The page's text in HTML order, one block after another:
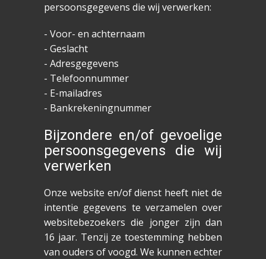
persoonsgegevens die wij verwerken:
- Voor- en achternaam
- Geslacht
- Adresgegevens
- Telefoonnummer
- E-mailadres
- Bankrekeningnummer
Bijzondere en/of gevoelige
persoonsgegevens die wij
verwerken
Onze website en/of dienst heeft niet de
intentie gegevens te verzamelen over
websitebezoekers die jonger zijn dan
16 jaar. Tenzij ze toestemming hebben
van ouders of voogd. We kunnen echter